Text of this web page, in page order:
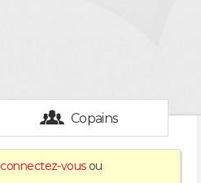
Copains
connectez-vousou